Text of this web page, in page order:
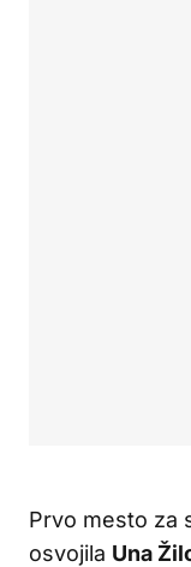
Prvo mesto za
osvojila Una